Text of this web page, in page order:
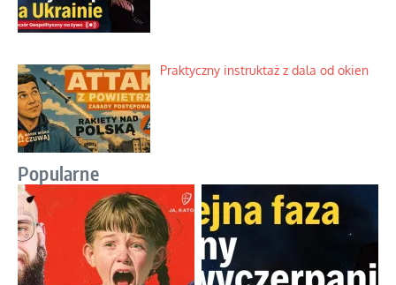
Praktyczny instruktaż z dala od okien
Popularne